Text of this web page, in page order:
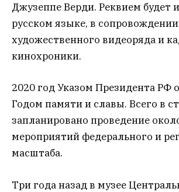
Джузеппе Верди. Реквием будет
русском языке, в сопровождении
художественного видеоряда и
кинохроники.
2020 год Указом Президента РФ
Годом памяти и славы. Всего в
запланировано проведение
мероприятий федерального и
масштаба.
Три года назад в музее